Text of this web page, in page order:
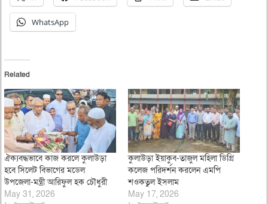
WhatsApp
Related
ঐক্যবদ্ধভাবে কাজ করলে কুলাউড়া
হবে সিলেট বিভাগের মডেল
উপজেলা-মন্ত্রী আরিফুল হক চৌধুরী
May 31, 2026
কুলাউড়া ইয়াকুব-তাজুল মহিলা ডিগ্রি
কলেজ পরিদর্শন করলেন এমপি
শওকতুল ইসলাম
May 17, 2026